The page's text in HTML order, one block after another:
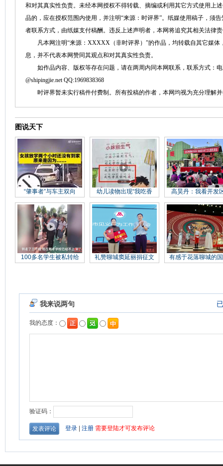
和对其真实性负责。未经本网授权不得转载、摘编或利用其它方式使用上
品的，应在授权范围内使用，并注明“来源：时评界”。纸媒使用稿子，须
者联系方式，由纸媒支付稿酬。违反上述声明者，本网将追究其相关法律
凡本网注明“来源：XXXXX（非时评界）”的作品，均转载自其它媒体
息，并不代表本网赞同其观点和对其真实性负责。
如作品内容、版权等存在问题，请在两周内同本网联系，联系方式：电
@shipingjie.net QQ:1969838368
时评界暂未实行稿件付费制。所有投稿的作者，本网均视为充分理解并
图说天下
“肇事者”与车主双向 幼儿读物出现“我吃香 高昊丹：我看开发
100多名学生被私转给 礼赞聊城窦延丽捐征文 有感于花落聊城的